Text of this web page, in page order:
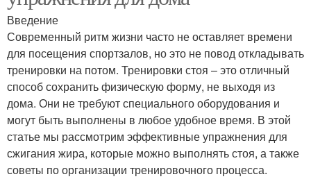
Введение
Современный ритм жизни часто не оставляет времени
для посещения спортзалов, но это не повод откладывать
тренировки на потом. Тренировки стоя – это отличный
способ сохранить физическую форму, не выходя из
дома. Они не требуют специального оборудования и
могут быть выполнены в любое удобное время. В этой
статье мы рассмотрим эффективные упражнения для
сжигания жира, которые можно выполнять стоя, а также
советы по организации тренировочного процесса.